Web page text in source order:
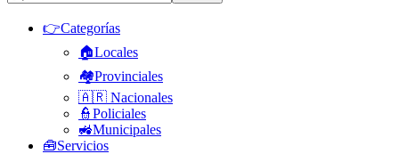
👉Categorías
🏠Locales
🏘️Provinciales
🇦🇷 Nacionales
👮Policiales
🚜Municipales
🧰Servicios